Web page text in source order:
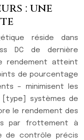
: une
réside dans
DC de dernière
rendement atteint
de pourcentage
– minimisent les
[type] systèmes de
le rendement des
par frottement à
de contrôle précis